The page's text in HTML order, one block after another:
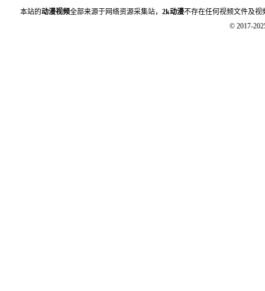
本站的动漫视频全部来源于网络资源采集站， 2k动漫不存在任何视频文件及视
© 2017-